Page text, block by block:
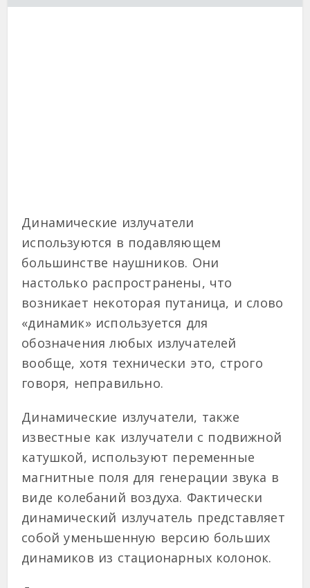
Динамические излучатели
используются в подавляющем
большинстве наушников. Они
настолько распространены, что
возникает некоторая путаница, и слово
«динамик» используется для
обозначения любых излучателей
вообще, хотя технически это, строго
говоря, неправильно.
Динамические излучатели, также
известные как излучатели с подвижной
катушкой, используют переменные
магнитные поля для генерации звука в
виде колебаний воздуха. Фактически
динамический излучатель представляет
собой уменьшенную версию больших
динамиков из стационарных колонок.